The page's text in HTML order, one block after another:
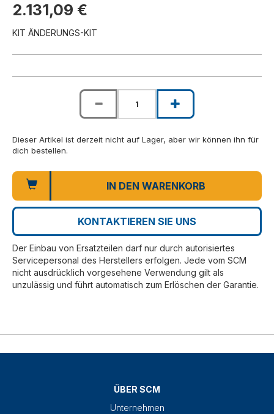
2.131,09 €
KIT ÄNDERUNGS-KIT
Dieser Artikel ist derzeit nicht auf Lager, aber wir können ihn für
dich bestellen.
IN DEN WARENKORB
KONTAKTIEREN SIE UNS
Der Einbau von Ersatzteilen darf nur durch autorisiertes
Servicepersonal des Herstellers erfolgen. Jede vom SCM
nicht ausdrücklich vorgesehene Verwendung gilt als
unzulässig und führt automatisch zum Erlöschen der Garantie.
ÜBER SCM
Unternehmen